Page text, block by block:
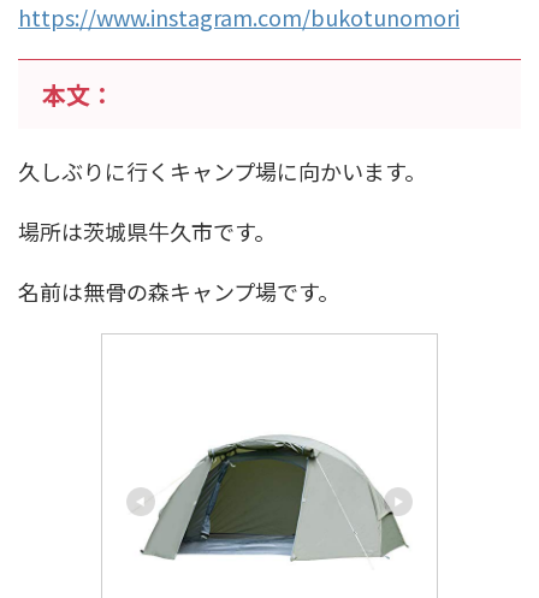
https://www.instagram.com/bukotunomori
本文：
久しぶりに行くキャンプ場に向かいます。
場所は茨城県牛久市です。
名前は無骨の森キャンプ場です。